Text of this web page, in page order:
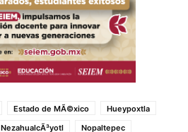
Estado de MÃ©xico
Hueypoxtla
NezahualcÃ³yotl
Nopaltepec